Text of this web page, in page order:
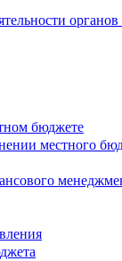
бюджете
местного